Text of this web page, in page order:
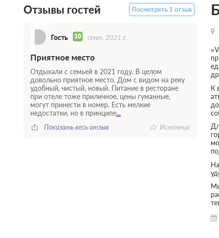
Отзывы гостей Посмотреть 1 отзыв
Г Гость 10 сент. 2021 г.
Приятное место
Отдыхали с семьей в 2021 году. В целом
довольно приятное место. Дом с видом на реку
удобный, чистый, новый. Питание в ресторане
при отеле тоже приличное, цены гуманные,
могут принести в номер. Есть мелкие
недостатки, но в принципе...
Показать весь отзыв
Источник
К